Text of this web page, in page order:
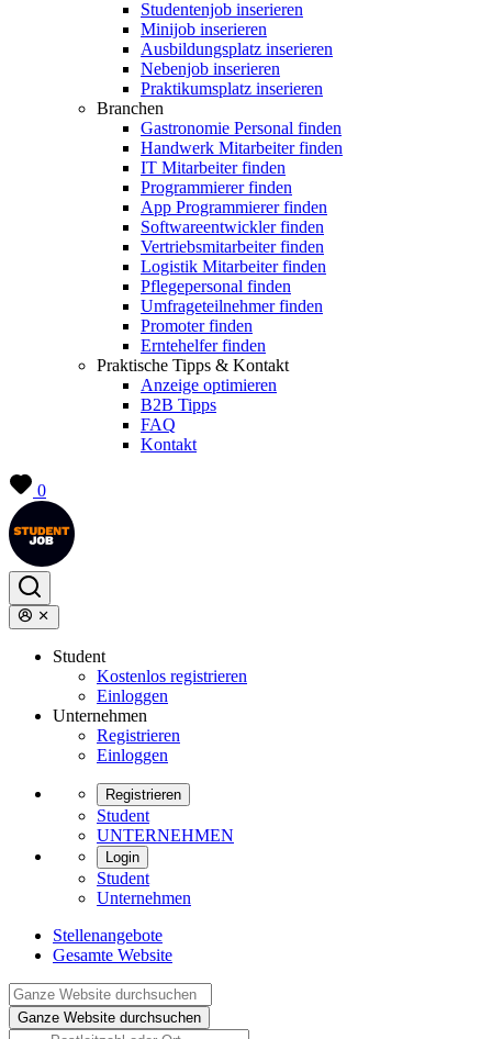
Studentenjob inserieren
Minijob inserieren
Ausbildungsplatz inserieren
Nebenjob inserieren
Praktikumsplatz inserieren
Branchen
Gastronomie Personal finden
Handwerk Mitarbeiter finden
IT Mitarbeiter finden
Programmierer finden
App Programmierer finden
Softwareentwickler finden
Vertriebsmitarbeiter finden
Logistik Mitarbeiter finden
Pflegepersonal finden
Umfrageteilnehmer finden
Promoter finden
Erntehelfer finden
Praktische Tipps & Kontakt
Anzeige optimieren
B2B Tipps
FAQ
Kontakt
0
Student
Kostenlos registrieren
Einloggen
Unternehmen
Registrieren
Einloggen
Registrieren
Student
UNTERNEHMEN
Login
Student
Unternehmen
Stellenangebote
Gesamte Website